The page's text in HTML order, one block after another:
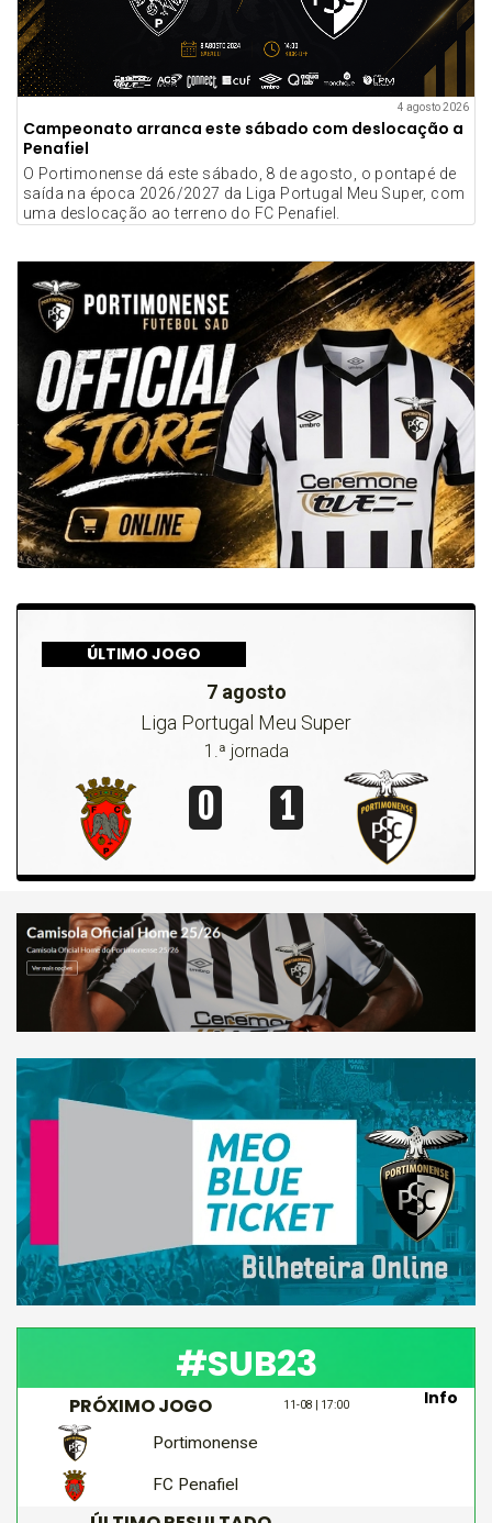
4 agosto 2026
Campeonato arranca este sábado com deslocação a
Penafiel
O Portimonense dá este sábado, 8 de agosto, o pontapé de
saída na época 2026/2027 da Liga Portugal Meu Super, com
uma deslocação ao terreno do FC Penafiel.
ÚLTIMO JOGO
7 agosto
Liga Portugal Meu Super
1.ª jornada
0 1
#SUB23
PRÓXIMO JOGO 11-08 | 17:00 Info
Portimonense
FC Penafiel